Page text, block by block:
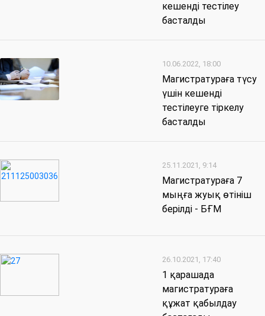
кешенді тестілеу
басталды
10.06.2022, 18:00
Магистратураға түсу
үшін кешенді
тестілеуге тіркелу
басталды
25.11.2021, 9:14
Магистратураға 7
мыңға жуық өтініш
берілді - БҒМ
26.10.2021, 17:40
1 қарашада
магистратураға
құжат қабылдау